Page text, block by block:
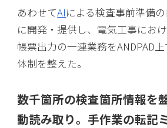
あわせてAIによる検査事前準備
に開発・提供し、電気工事にお
帳票出力の一連業務をANDPAD
体制を整えた。
数千箇所の検査箇所情報を
動読み取り。手作業の転記